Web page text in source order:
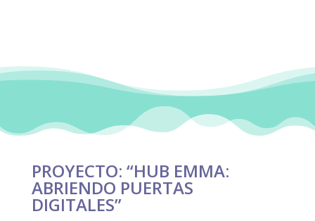
PROYECTO: “HUB EMMA:
ABRIENDO PUERTAS
DIGITALES”